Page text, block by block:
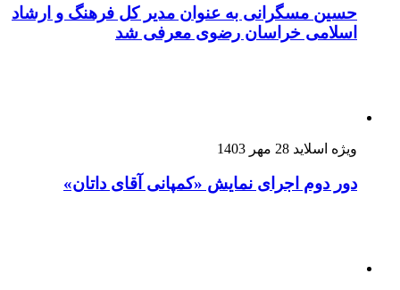
حسین مسگرانی به عنوان مدیر کل فرهنگ و ارشاد
اسلامی خراسان رضوی معرفی شد
ویژه اسلاید 28 مهر 1403
دور دوم اجرای نمایش «کمپانی آقای داتان»